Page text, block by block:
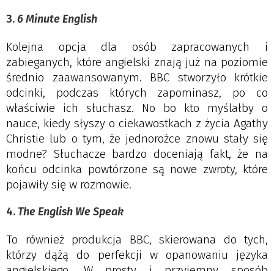
3.6 Minute English
Kolejna opcja dla osób zapracowanych i
zabieganych, które angielski znają już na poziomie
średnio zaawansowanym. BBC stworzyło krótkie
odcinki, podczas których zapominasz, po co
właściwie ich słuchasz. No bo kto myślałby o
nauce, kiedy słyszy o ciekawostkach z życia Agathy
Christie lub o tym, że jednorożce znowu stały się
modne? Słuchacze bardzo doceniają fakt, że na
końcu odcinka powtórzone są nowe zwroty, które
pojawiły się w rozmowie.
4. The English We Speak
To również produkcja BBC, skierowana do tych,
którzy dążą do perfekcji w opanowaniu języka